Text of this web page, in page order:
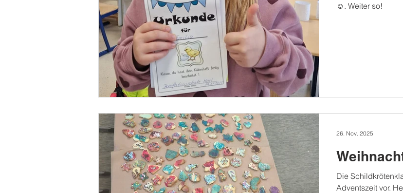
☺️. Weiter so!
Die
Adventszeit vor.
26. Nov. 2025